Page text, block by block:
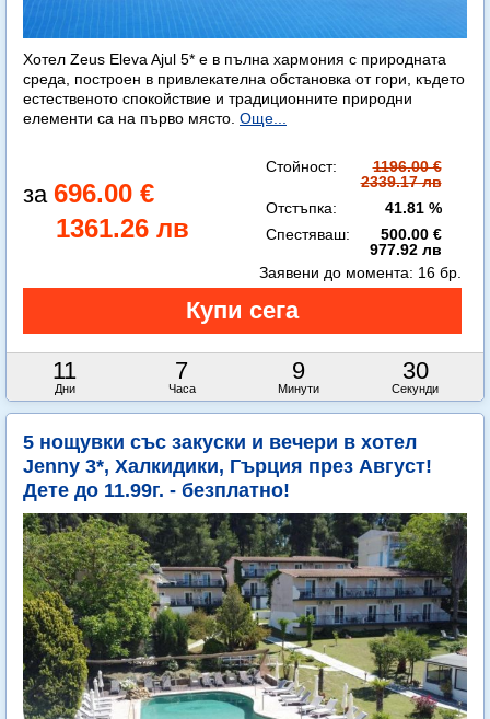
Хотел Zeus Eleva Ajul 5* е в пълна хармония с природната
среда, построен в привлекателна обстановка от гори, където
естественото спокойствие и традиционните природни
елементи са на първо място. Още...
696.00 €
1361.26 лв
Стойност:
1196.00 €
2339.17 лв
Отстъпка:
41.81 %
Спестяваш:
500.00 €
977.92 лв
11
Дни
7
Часа
9
Минути
29
Секунди
Заявени до момента: 16 бр.
5 нощувки със закуски и вечери в хотел
Jenny 3*, Халкидики, Гърция през Август!
Дете до 11.99г. - безплатно!